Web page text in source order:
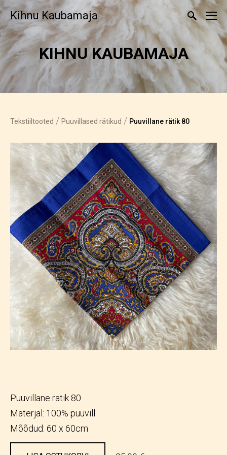
Kihnu Kaubamaja
KIHNU KAUBAMAJA
Tekstiiltooted / Puuvillased rätikud / Puuvillane rätik 80
Puuvillane rätik 80
Materjal: 100% puuvill
Mõõdud: 60 x 60cm